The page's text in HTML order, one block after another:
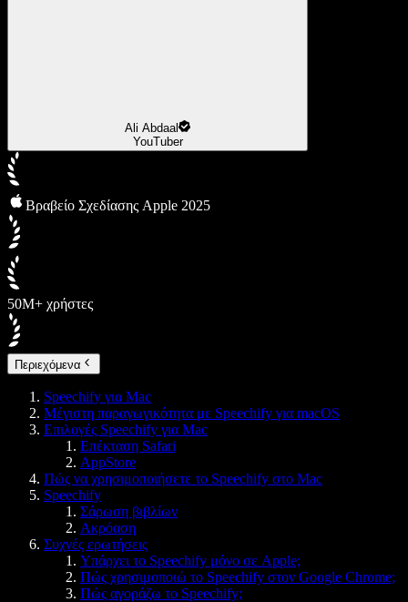
Ali Abdaal
YouTuber
Βραβείο Σχεδίασης Apple 2025
50M+ χρήστες
Περιεχόμενα
Speechify για Mac
Μέγιστη παραγωγικότητα με Speechify για macOS
Επιλογές Speechify για Mac
Επέκταση Safari
AppStore
Πώς να χρησιμοποιήσετε το Speechify στο Mac
Speechify
Σάρωση βιβλίων
Ακρόαση
Συχνές ερωτήσεις
Υπάρχει το Speechify μόνο σε Apple;
Πώς χρησιμοποιώ το Speechify στον Google Chrome;
Πώς αγοράζω το Speechify;